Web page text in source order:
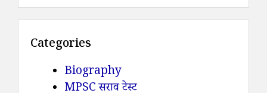
Categories
Biography
MPSC सराव टेस्ट